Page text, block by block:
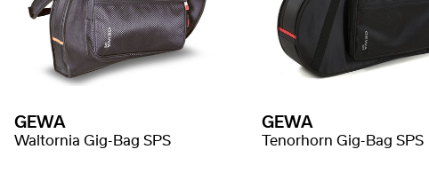
GEWA
Waltornia Gig-Bag SPS
GEWA
Tenorhorn Gig-Bag SPS